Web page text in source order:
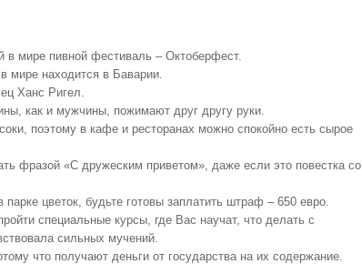
мире пивной фестиваль – Октоберфест.
мире находится в Баварии.
Ханс Ригел.
как и мужчины, пожимают друг другу руки.
поэтому в кафе и ресторанах можно спокойно есть сырое
фразой «С дружеским приветом», даже если это повестка со
цветок, будьте готовы заплатить штраф – 650 евро.
специальные курсы, где Вас научат, что делать с
сильных мучений.
что получают деньги от государства на их содержание.